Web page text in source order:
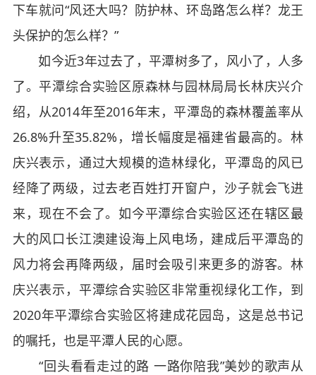
下车就问“风还大吗？防护林、环岛路怎么样？龙王
头保护的怎么样？”
如今近3年过去了，平潭树多了，风小了，人多
了。平潭综合实验区原森林与园林局局长林庆兴介
绍，从2014年至2016年末，平潭岛的森林覆盖率从
26.8%升至35.82%，增长幅度是福建省最高的。林
庆兴表示，通过大规模的造林绿化，平潭岛的风已
经降了两级，过去老百姓打开窗户，沙子就会飞进
来，现在不会了。如今平潭综合实验区还在辖区最
大的风口长江澳建设海上风电场，建成后平潭岛的
风力将会再降两级，届时会吸引来更多的游客。林
庆兴表示，平潭综合实验区非常重视绿化工作，到
2020年平潭综合实验区将建成花园岛，这是总书记
的嘱托，也是平潭人民的心愿。
“回头看看走过的路 一路你陪我”美妙的歌声从